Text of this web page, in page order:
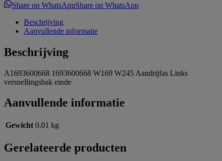
Share on WhatsAppShare on WhatsApp
Beschrijving
Aanvullende informatie
Beschrijving
A1693600668 1693600668 W169 W245 Aandrijfas Links
versnellingsbak einde
Aanvullende informatie
Gewicht 0,01 kg
Gerelateerde producten